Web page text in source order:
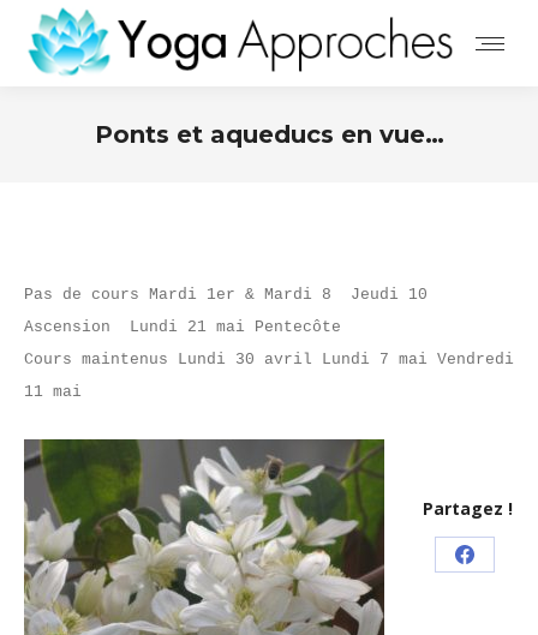
Ponts et aqueducs en vue…
Pas de cours Mardi 1er & Mardi 8  Jeudi 10
Ascension  Lundi 21 mai Pentecôte
Cours maintenus Lundi 30 avril Lundi 7 mai Vendredi
11 mai
Partagez !